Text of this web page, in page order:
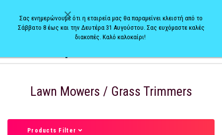
Lawn Mowers / Grass Trimmers
Products Filter
×
Σας ενημερώνουμε ότι η εταιρεία μας θα παραμείνει κλειστή από το
Σάββατο 8 έως και την Δευτέρα 31 Αυγούστου. Σας ευχόμαστε καλές
διακοπές. Καλό καλοκαίρι!